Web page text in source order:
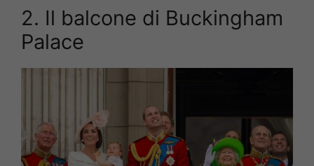
2. Il balcone di Buckingham
Palace